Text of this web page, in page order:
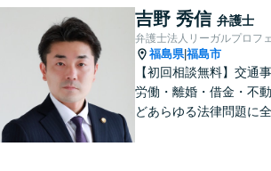
と思わず、お困りの方は
ご相談ください。
吉野 秀信 弁護士
弁護士法人リーガルプロフ
福島県|福島市
【初回相談無料】交通
労働・離婚・借金・不
どあらゆる法律問題に全